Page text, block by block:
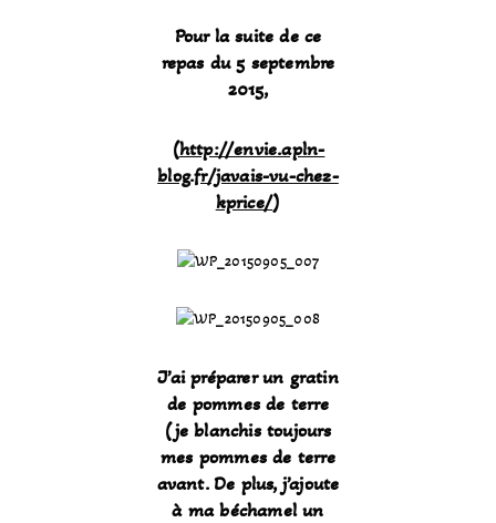
Pour la suite de ce
repas du 5 septembre
2015,
(http://envie.apln-
blog.fr/javais-vu-chez-
kprice/)
J’ai préparer un gratin
de pommes de terre
(je blanchis toujours
mes pommes de terre
avant. De plus, j’ajoute
à ma béchamel un